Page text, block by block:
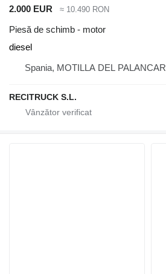
2.000 EUR ≈ 10.490 RON
Piesă de schimb - motor
diesel
Spania, MOTILLA DEL PALANCAR
RECITRUCK S.L.